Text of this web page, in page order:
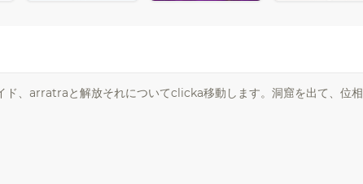
、arratraと解放それについてclicka移動します。洞窟を出て、位